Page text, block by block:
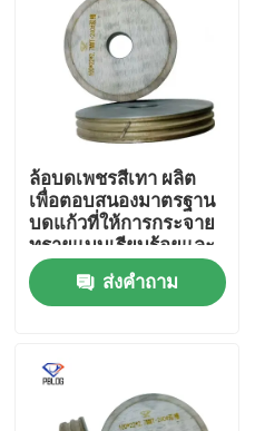
ผลิตภัณฑ์
ล้อบดเพชรสีเทา ผลิต
เพื่อตอบสนองมาตรฐาน
บดแก้วที่ให้การกระจาย
ทรายแบบเรียบร้อยและ
ยาวนาน
ส่งคำถาม